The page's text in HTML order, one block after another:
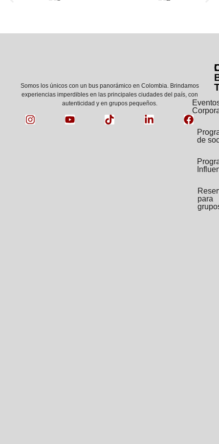
Somos los únicos con un bus panorámico en Colombia. Brindamos
experiencias imperdibles en las principales ciudades del país, con
autenticidad y en grupos pequeños.
de
para